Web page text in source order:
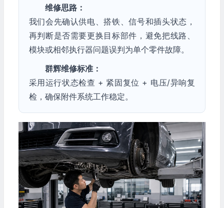
维修思路：
我们会先确认供电、搭铁、信号和插头状态，
再判断是否需要更换目标部件，避免把线路、
模块或相邻执行器问题误判为单个零件故障。
群辉维修标准：
采用运行状态检查 + 紧固复位 + 电压/异响复
检，确保附件系统工作稳定。